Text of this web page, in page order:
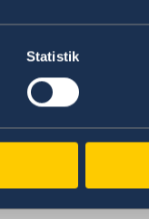
Statistik